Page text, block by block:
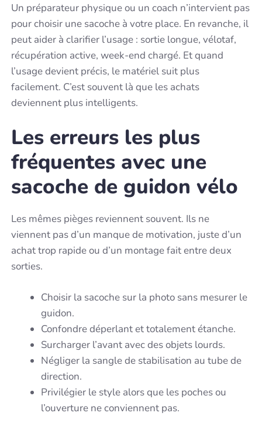
Un préparateur physique ou un coach n’intervient pas
pour choisir une sacoche à votre place. En revanche, il
peut aider à clarifier l’usage : sortie longue, vélotaf,
récupération active, week-end chargé. Et quand
l’usage devient précis, le matériel suit plus
facilement. C’est souvent là que les achats
deviennent plus intelligents.
Les erreurs les plus
fréquentes avec une
sacoche de guidon vélo
Les mêmes pièges reviennent souvent. Ils ne
viennent pas d’un manque de motivation, juste d’un
achat trop rapide ou d’un montage fait entre deux
sorties.
Choisir la sacoche sur la photo sans mesurer le
guidon.
Confondre déperlant et totalement étanche.
Surcharger l’avant avec des objets lourds.
Négliger la sangle de stabilisation au tube de
direction.
Privilégier le style alors que les poches ou
l’ouverture ne conviennent pas.